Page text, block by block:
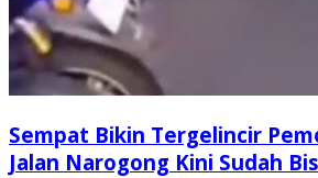
Sempat Bikin Tergelincir
Jalan Narogong Kini Sudah